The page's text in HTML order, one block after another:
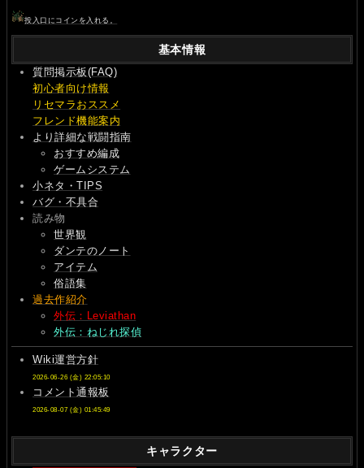
投入口にコインを入れる。
基本情報
質問掲示板(FAQ)
初心者向け情報
リセマラおススメ
フレンド機能案内
より詳細な戦闘指南
おすすめ編成
ゲームシステム
小ネタ・TIPS
バグ・不具合
読み物
世界観
ダンテのノート
アイテム
俗語集
過去作紹介
外伝：Leviathan
外伝：ねじれ探偵
Wiki運営方針
2026-06-26 (金) 22:05:10
コメント通報板
2026-08-07 (金) 01:45:49
キャラクター